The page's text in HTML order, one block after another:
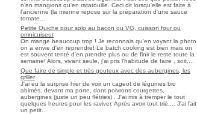
n'en mangions qu'en ratatouille. Ceci dit lorsqu'elle est faite à
l'ancienne (la mienne repose sur la préparation d'une sauce
tomate...
Petite Quiche pour solo au bacon ou VG, cuisson four ou
omnicuiseur
On mange beaucoup trop ! Je reconnais qu'en voyant la photo
on a envie d'en reprendre! Le batch cooking est bien mais on
est souvent tenté d'en prendre plus ou de finir le reste toute la
semaine! Alors, vivant seule, j'ai pris l'habitude de faire , soit,...
Que faire de simple et très gouteux avec des aubergines, les
griller
J'ai eu la surprise hier de voir un cageot de légumes bio
abimés, devant ma porte, dont poivrons courgettes,
aubergines (juste un peu flétries) . J'ai mis à tremper le tout
quelques heures pour les raviver. Après avoir tout trié.... J'ai fait
un petit...